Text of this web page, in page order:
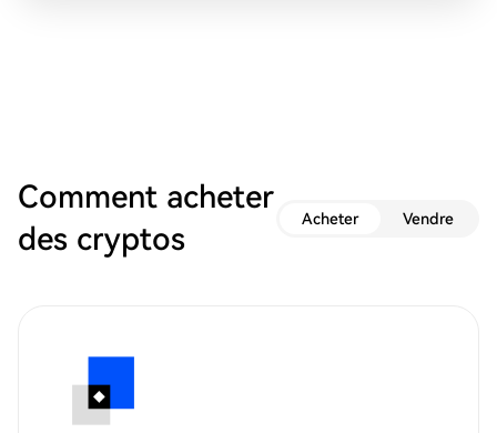
Comment acheter
des cryptos
Acheter Vendre